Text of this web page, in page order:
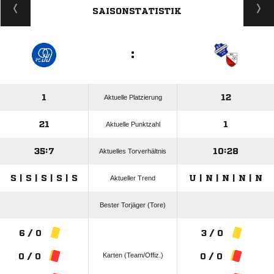
SAISONSTATISTIK
:
1 Aktuelle Platzierung 12
21 Aktuelle Punktzahl 1
35:7 Aktuelles Torverhältnis 10:28
S | S | S | S | S Aktueller Trend U | N | N | N | N
Bester Torjäger (Tore)
6 / 0
0 / 0 Karten (Team/Offiz.)
3 / 0
0 / 0